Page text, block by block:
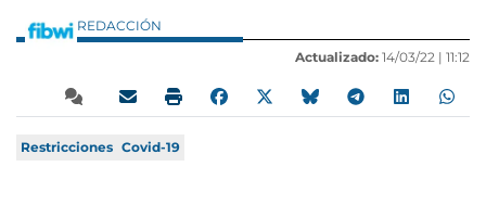
REDACCIÓN
Actualizado: 14/03/22 | 11:12
Restricciones Covid-19